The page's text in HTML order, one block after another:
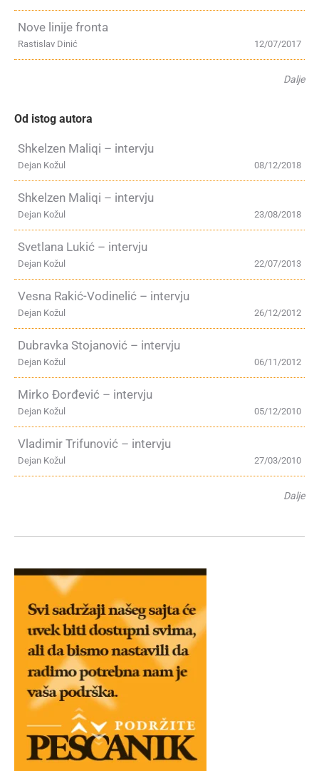
Nove linije fronta
12/07/2017
Rastislav Dinić
Dalje
Od istog autora
Shkelzen Maliqi – intervju
08/12/2018
Dejan Kožul
Shkelzen Maliqi – intervju
23/08/2018
Dejan Kožul
Svetlana Lukić – intervju
22/07/2013
Dejan Kožul
Vesna Rakić-Vodinelić – intervju
26/12/2012
Dejan Kožul
Dubravka Stojanović – intervju
06/11/2012
Dejan Kožul
Mirko Đorđević – intervju
05/12/2010
Dejan Kožul
Vladimir Trifunović – intervju
27/03/2010
Dejan Kožul
Dalje